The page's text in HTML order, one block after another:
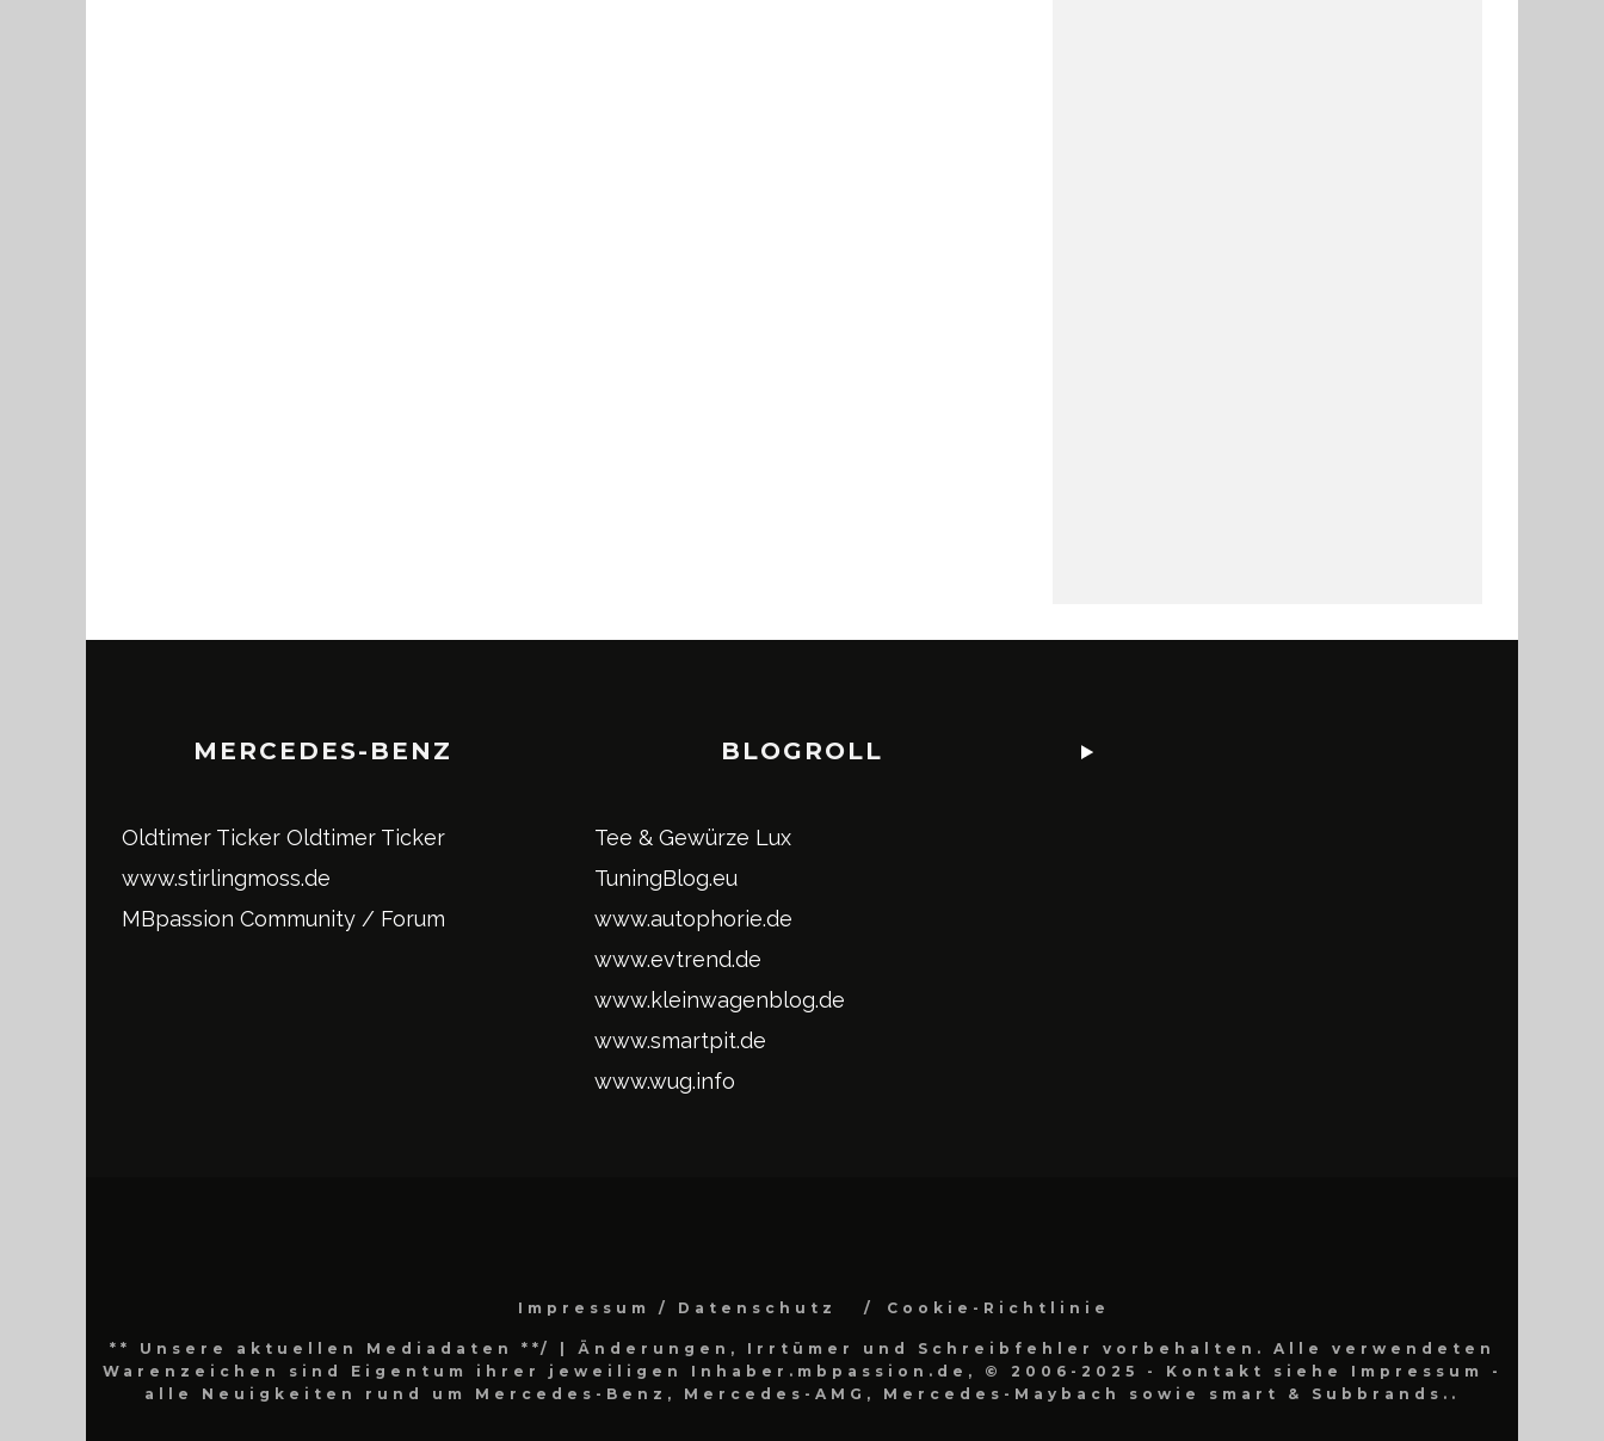
MERCEDES-BENZ
Oldtimer Ticker Oldtimer Ticker
www.stirlingmoss.de
MBpassion Community / Forum
BLOGROLL
Tee & Gewürze Lux
TuningBlog.eu
www.autophorie.de
www.evtrend.de
www.kleinwagenblog.de
www.smartpit.de
www.wug.info
Impressum / Datenschutz Cookie-Richtlinie
** Unsere aktuellen Mediadaten **/
| Änderungen, Irrtümer und Schreibfehler vorbehalten. Alle verwendeten
Warenzeichen sind Eigentum ihrer jeweiligen Inhaber.mbpassion.de, © 2006-2025 - Kontakt siehe Impressum -
alle Neuigkeiten rund um Mercedes-Benz, Mercedes-AMG, Mercedes-Maybach sowie smart & Subbrands..